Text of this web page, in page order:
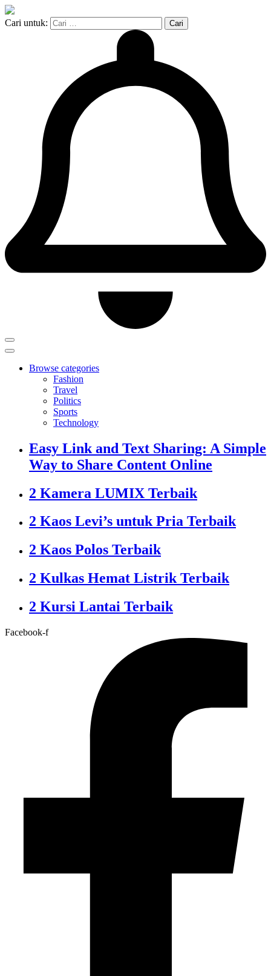
Cari untuk:
Browse categories
Fashion
Travel
Politics
Sports
Technology
Easy Link and Text Sharing: A Simple
Way to Share Content Online
2 Kamera LUMIX Terbaik
2 Kaos Levi’s untuk Pria Terbaik
2 Kaos Polos Terbaik
2 Kulkas Hemat Listrik Terbaik
2 Kursi Lantai Terbaik
Facebook-f